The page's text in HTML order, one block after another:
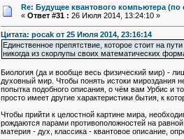
Re: Будущее квантового компьютера (по
« Ответ #31 : 26 Июля 2014, 13:24:10 »
Цитата: pocak от 25 Июля 2014, 23:16:14
Единственное препятствие, которое стоит на
никогда из скорлупы своих математических
Биология (да и вообще весь физический мир) -
духовный мир. Чтобы понять истоки мироздания
попытка подобного описания, о чём вам Урбис и
просто имеет другие характеристики бытия, к
Чтобы прийти к целостной картине мира,
рождаются парами противоположностей на
материя - дух, классика - квантовое описание,